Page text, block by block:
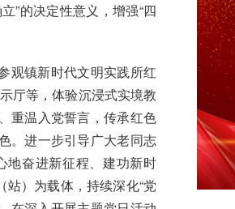
”的决定性意义，增强“四
观镇新时代文明实践所红
厅等，体验沉浸式实境教
重温入党誓言，传承红色
。进一步引导广大老同志
地奋进新征程、建功新时
）为载体，持续深化“党